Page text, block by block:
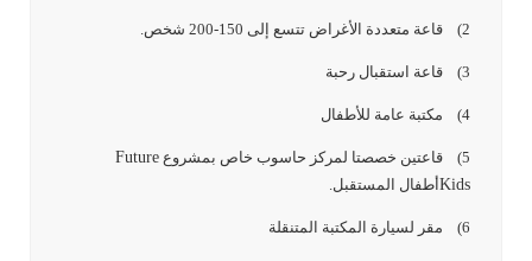
2) قاعة متعددة الأغراض تتسع إلى 150-200 شخص.
3) قاعة استقبال رحبة
4) مكتبة عامة للأطفال
5) قاعتين خصصتا لمركز حاسوب خاص بمشروع
Future
Kidsأطفال المستقبل.
6) مقر لسيارة المكتبة المتنقلة